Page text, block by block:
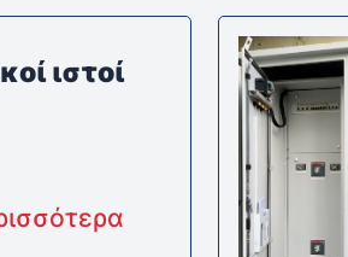
ιστοί